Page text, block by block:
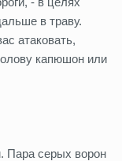
в траву.
атаковать,
капюшон или
Пара серых ворон